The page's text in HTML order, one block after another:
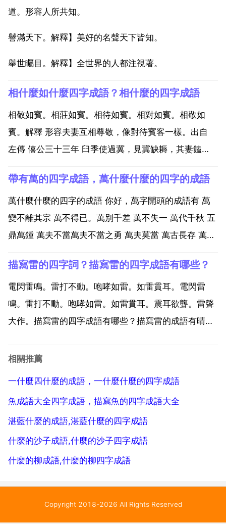
道。形容人所共知。
譽滿天下。解釋】美好的名聲天下皆知。
舉世矚目。解釋】全世界的人都注視著。
相什麼如什麼四字成語？相什麼的四字成語
相敬如賓。相莊如賓。相待如賓。相對如賓。相敬如
賓。解釋 形容夫妻互相尊敬，像對待賓客一樣。出自
左傳 僖公三十三年 臼季使過冀，見冀缺耨，其妻饁
苦，明 李昌祺 剪燈餘話 鸞鸞傳 語法 主謂式 作謂語 定
語 狀語 含褒義相莊如賓。解釋 相處如待賓客。形...
帶有萬的四字成語，萬什麼什麼的四字的成語
萬什麼什麼的四字的成語 你好，萬字開頭的成語有 萬
變不離其宗 萬不得已。萬別千差 萬不失一 萬代千秋 五
鼎萬鍾 萬夫不當萬夫不當之勇 萬夫莫當 萬古長存 萬古
家財 萬貫家私 萬古流芳 萬古留芳 萬古千秋萬恨千愁 萬
戶千門 萬壑千巖...
描寫雷的四字詞？描寫雷的四字成語有哪些？
電閃雷鳴。雷打不動。咆哮如雷。如雷貫耳。電閃雷
鳴。雷打不動。咆哮如雷。如雷貫耳。震耳欲聾。雷聲
大作。描寫雷的四字成語有哪些？描寫雷的成語有晴天
靂。1 拼音 q ng ti n p l 2 釋義 意思是晴天打響雷。比
相關推薦
一什麼四什麼的成語，一什麼什麼的四字成語
魚成語大全四字成語，描寫魚的四字成語大全
湛藍什麼的成語,湛藍什麼的四字成語
什麼的沙子成語,什麼的沙子四字成語
什麼的柳成語,什麼的柳四字成語
Copyright 2018-2026 All Rights Reserved